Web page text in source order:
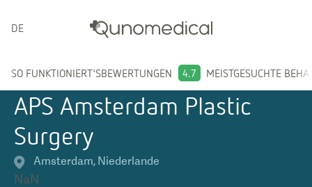
DEUTSCH
SO FUNKTIONIERT'SBEWERTUNGEN 4.7 MEISTGESUCHTE
APS Amsterdam Plastic
Surgery
Amsterdam, Niederlande
NaN